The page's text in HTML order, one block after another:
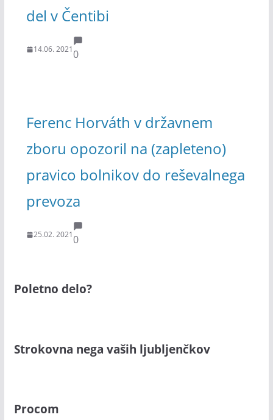
del v Čentibi
14.06. 20210
Ferenc Horváth v državnem
zboru opozoril na (zapleteno)
pravico bolnikov do reševalnega
prevoza
25.02. 20210
Poletno delo?
Strokovna nega vaših ljubljenčkov
Procom